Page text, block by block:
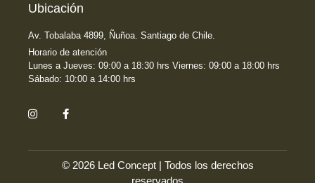
Ubicación
Av. Tobalaba 4899, Ñuñoa. Santiago de Chile.
Horario de atención
Lunes a Jueves: 09:00 a 18:30 hrs Viernes: 09:00 a 18:00 hrs
Sábado: 10:00 a 14:00 hrs
© 2026 Led Concept | Todos los derechos
reservados